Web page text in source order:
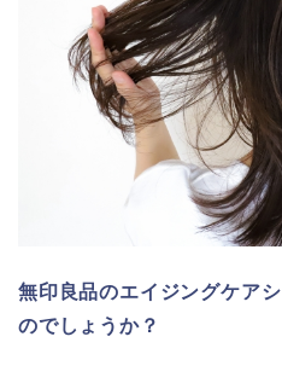
無印良品のエイジングケア
のでしょうか？